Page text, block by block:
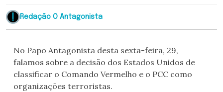
Redação O Antagonista
No Papo Antagonista desta sexta-feira, 29,
falamos sobre a decisão dos Estados Unidos de
classificar o Comando Vermelho e o PCC como
organizações terroristas.